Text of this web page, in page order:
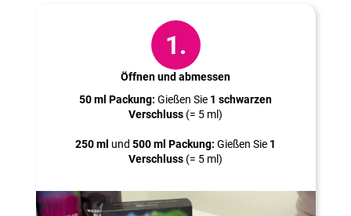
So geht’s:
1.
Öffnen und abmessen
50 ml Packung: Gießen Sie 1 schwarzen
Verschluss (= 5 ml)
250 ml und 500 ml Packung: Gießen Sie 1
Verschluss (= 5 ml)